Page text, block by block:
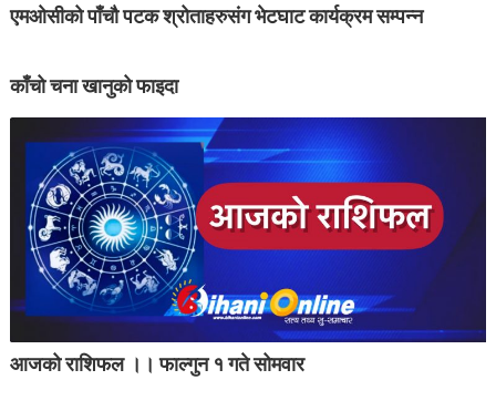
एमओसीको पाँचौ पटक श्रोताहरुसंग भेटघाट कार्यक्रम सम्पन्न
काँचो चना खानुको फाइदा
आजको राशिफल ।। फाल्गुन १ गते सोमवार